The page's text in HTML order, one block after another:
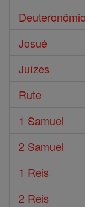
Deuteronômio
Josué
Juízes
Rute
1 Samuel
2 Samuel
1 Reis
2 Reis